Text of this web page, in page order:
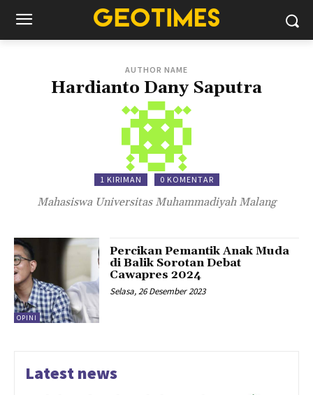
AUTHOR NAME
Hardianto Dany Saputra
1 KIRIMAN 0 KOMENTAR
Mahasiswa Universitas Muhammadiyah Malang
OPINI
Percikan Pemantik Anak Muda
di Balik Sorotan Debat
Cawapres 2024
Selasa, 26 Desember 2023
Latest news